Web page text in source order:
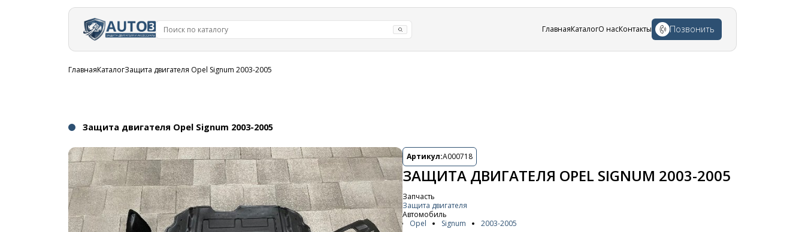
ГлавнаяКаталогО насКонтакты Позвонить
Строка
ГлавнаяКаталогЗащита двигателя Opel Signum 2003-2005
Защита двигателя Opel Signum 2003-2005
Артикул:A000718
ЗАЩИТА ДВИГАТЕЛЯ OPEL SIGNUM 2003-2005
Запчасть
Защита двигателя
Автомобиль
Opel
Signum
2003-2005